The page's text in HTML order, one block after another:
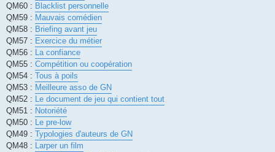
QM60 : Blacklist personnelle
QM59 : Mauvais comédien
QM58 : Briefing avant jeu
QM57 : Exercice du métier
QM56 : La confiance
QM55 : Compétition ou coopération
QM54 : Tous à poils
QM53 : Meilleure asso de GN
QM52 : Le document de jeu qui contient tout
QM51 : Notoriété
QM50 : Le pre-low
QM49 : Typologies d'auteurs de GN
QM48 : Larper un film